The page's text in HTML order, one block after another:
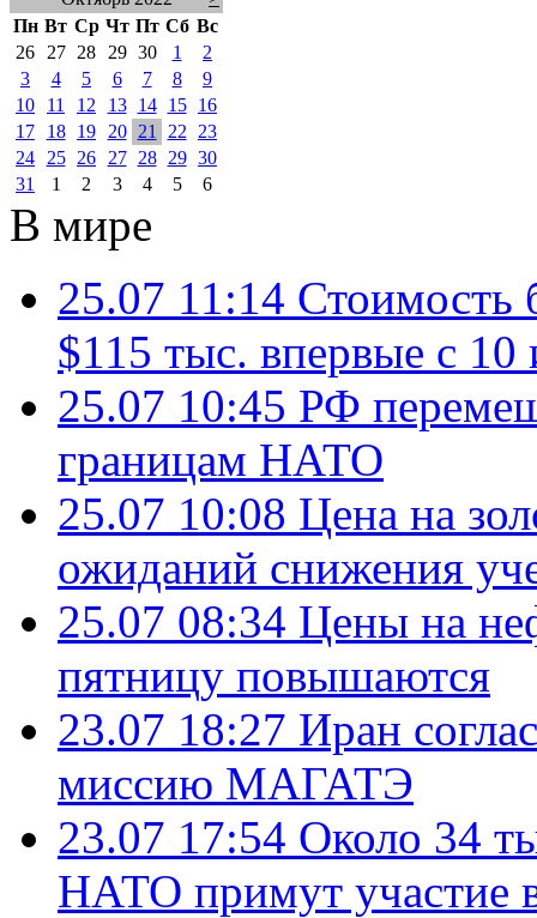
Пн Вт Ср Чт Пт Сб Вс
26
27 28 29 30 1
2
3
4 5 6 7 8
9
10
11 12 13 14 15
16
17
18 19 20 21 22
23
24
25 26 27 28 29 30
31
1 2 3 4 5 6
В мире
25.07 11:14 Стоимость
$115 тыс. впервые с 10
25.07 10:45 РФ
границам НАТО
25.07 10:08 Цена на
ожиданий снижения
25.07 08:34 Цены на
пятницу повышаются
23.07 18:27 Иран
миссию МАГАТЭ
23.07 17:54 Около 34
НАТО примут участие